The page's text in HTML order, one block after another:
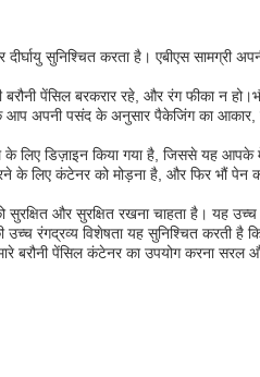
सुनिश्चित करता है। एबीएस सामग्री
बरौनी पेंसिल बरकरार रहे, और रंग फीका न
अपनी पसंद के अनुसार पैकेजिंग का
लिए डिज़ाइन किया गया है, जिससे यह
के लिए कंटेनर को मोड़ना है, और फिर भौं
और सुरक्षित रखना चाहता है। यह
रंगद्रव्य विशेषता यह सुनिश्चित करती
पेंसिल कंटेनर का उपयोग करना सरल